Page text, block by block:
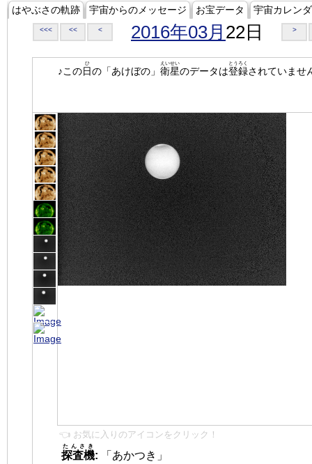
はやぶさの軌跡 宇宙からのメッセージ お宝データ 宇宙カレン
<<< << < 2016年03月 22日 >
♪この日
ひ
の「あけぼの」 衛星
えいせい
のデータは登録
とうろく
されていませ
👈 お気に入りのアイコンをクリック！
探査機
たんさき
:
「あかつき」